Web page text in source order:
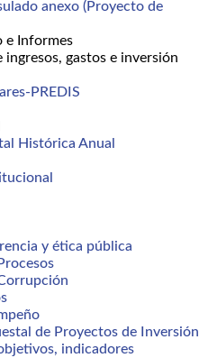
anexo (Proyecto de
e Informes
gastos e inversión
PREDIS
Histórica Anual
y ética pública
de Proyectos de Inversión
indicadores